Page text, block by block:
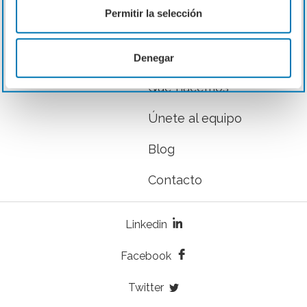
Permitir la selección
Denegar
Nosotros
Qué hacemos
Únete al equipo
Blog
Contacto
Linkedin
Facebook
Twitter